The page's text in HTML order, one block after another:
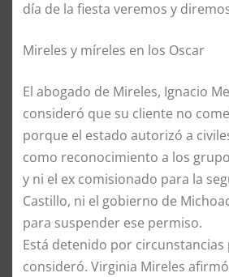
día de la fiesta veremos y
Mireles y míreles en los Oscar
El abogado de Mireles, Ignacio
consideró que su cliente no
porque el estado autorizó a
como reconocimiento a los
y ni el ex comisionado para la
Castillo, ni el gobierno de
para suspender ese permiso.
Está detenido por circunstancias
consideró. Virginia Mireles